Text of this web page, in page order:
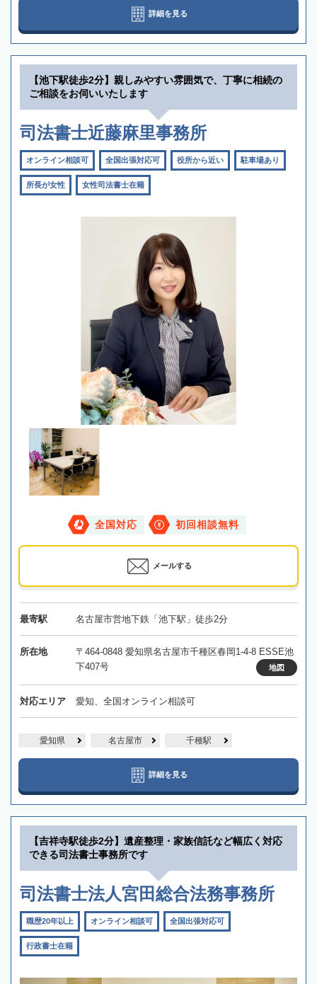
詳細を見る
【池下駅徒歩2分】親しみやすい雰囲気で、丁寧に相続の
ご相談をお伺いいたします
司法書士近藤麻里事務所
オンライン相談可 全国出張対応可 役所から近い 駐車場あり
所長が女性 女性司法書士在籍
全国対応 初回相談無料
メールする
最寄駅 名古屋市営地下鉄「池下駅」徒歩2分
所在地
〒464-0848 愛知県名古屋市千種区春岡1-4-8 ESSE池
下407号
地図
対応エリア 愛知、全国オンライン相談可
愛知県 名古屋市 千種駅
詳細を見る
【吉祥寺駅徒歩2分】遺産整理・家族信託など幅広く対応
できる司法書士事務所です
司法書士法人宮田総合法務事務所
職歴20年以上 オンライン相談可 全国出張対応可
行政書士在籍